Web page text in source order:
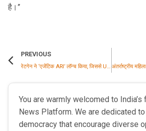
है।”
PREVIOUS
रेटगेन ने ‘एजेंटिक ARI’ लॉन्च किया, जिससे UNO इंडस्ट्री का पहला इंटेलिजेंट ARI लॉजिक पर आधारित CRS बना
You are warmly welcomed to India’s
News Platform. We are dedicated
democracy that encourage diverse